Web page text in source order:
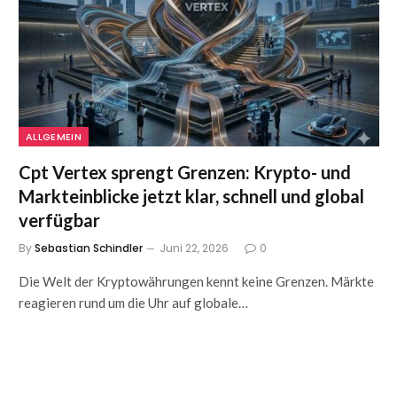
ALLGEMEIN
Cpt Vertex sprengt Grenzen: Krypto- und
Markteinblicke jetzt klar, schnell und global
verfügbar
BySebastian Schindler Juni 22, 2026 0
Die Welt der Kryptowährungen kennt keine Grenzen. Märkte
reagieren rund um die Uhr auf globale…